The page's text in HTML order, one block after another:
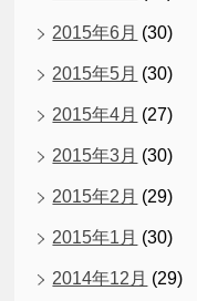
2015年6月 (30)
2015年5月 (30)
2015年4月 (27)
2015年3月 (30)
2015年2月 (29)
2015年1月 (30)
2014年12月 (29)